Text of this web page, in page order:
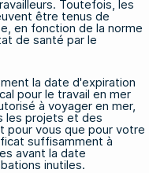
Toutefois, les
être tenus de
en fonction de la norme
de santé par le
la date d'expiration
pour le travail en mer
à voyager en mer,
les projets et des
pour vous que pour votre
suffisamment à
avant la date
inutiles.